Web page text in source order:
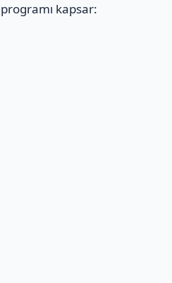
kapsar: